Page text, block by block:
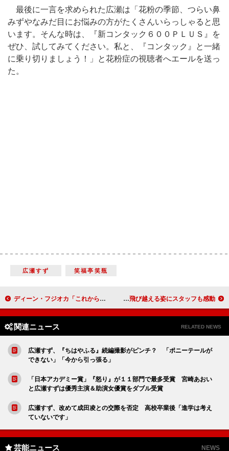
最後に一言を求められた広瀬は「花粉の季節、つらい鼻
みずやなみだ目にお悩みの方がたくさんいらっしゃると思
います。そんな時は、『新コンタック６００ＰＬＵＳ』を
ぜひ、試してみてください。私と、『コンタック』と一緒
に乗り切りましょう！」と花粉症の視聴者へエールを送っ
た。
広瀬すず 笑福亭笑瓶
ディーン・フジオカ「これからもずっと新人で」 ハリウッドだけがゴールではない、とも 上戸彩、４本の新ＣＭで「予防歯科」を呼び掛け ハイヒールで何度もセット飛び越える姿にスタッフも感動
関連ニュース RELATED NEWS
広瀬すず、『ちはやふる』続編撮影がピンチ？ 「ポニーテールが
できない」「今から引っ張る」
「日本アカデミー賞」『怒り』が１１部門で最多受賞 宮崎あおい
と広瀬すずは優秀主演＆助演女優賞をダブル受賞
広瀬すず、改めて成田凌との交際を否定 高校卒業後「進学は考え
ていないです」
芸能ニュース NEWS